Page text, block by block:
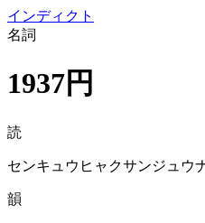
インディクト
名詞
1937円
読
センキュウヒャクサンジュウ
韻